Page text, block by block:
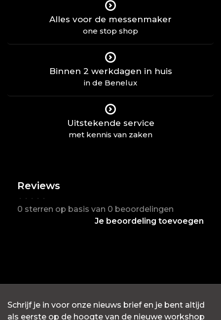
Alles voor de messenmaker
one stop shop
Binnen 2 werkdagen in huis
in de Benelux
Uitstekende service
met kennis van zaken
Reviews
• • • • •
0 sterren op basis van 0 beoordelingen
Je beoordeling toevoegen
Schrijf je in voor onze nieuws brief en je bent altijd
als eerste op de hoogte van de nieuwe workshop